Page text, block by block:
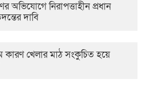
অভিযোগে নিরাপত্তাহীন প্রধান
দাবি
কারণ খেলার মাঠ সংকুচিত হয়ে